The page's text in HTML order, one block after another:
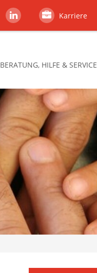
Karriere
BERATUNG, HILFE & SERVICE